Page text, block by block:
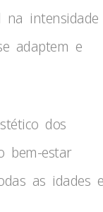
na intensidade
adaptem e
dos
bem-estar
as idades e